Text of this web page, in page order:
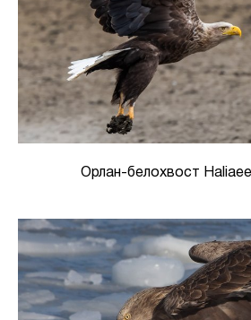
Орлан-белохвост